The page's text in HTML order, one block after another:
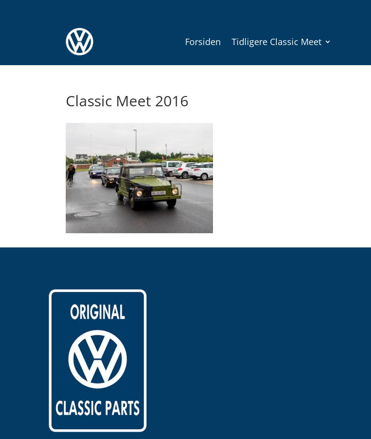
Forsiden Tidligere Classic Meet
Classic Meet 2016